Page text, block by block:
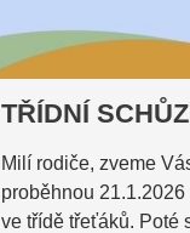
TŘÍDNÍ
Milí rodiče, zveme
proběhnou
ve třídě třeťáků. Poté